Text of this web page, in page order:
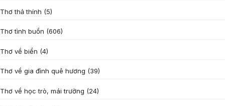
Thơ thả thính (5)
Thơ tình buồn (606)
Thơ về biển (4)
Thơ về gia đình quê hương (39)
Thơ về học trò, mái trường (24)